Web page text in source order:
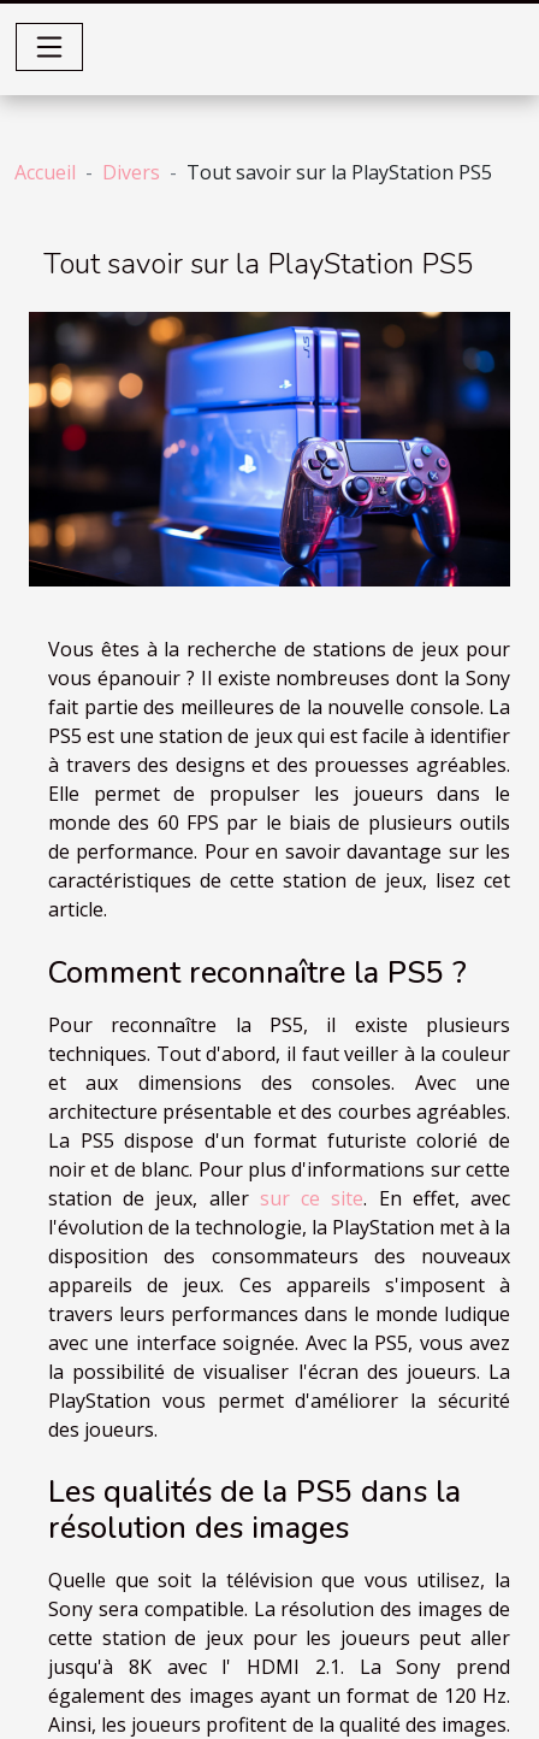
Accueil Divers Tout savoir sur la PlayStation PS5
Tout savoir sur la PlayStation PS5
Vous êtes à la recherche de stations de jeux pour
vous épanouir ? Il existe nombreuses dont la Sony
fait partie des meilleures de la nouvelle console. La
PS5 est une station de jeux qui est facile à identifier
à travers des designs et des prouesses agréables.
Elle permet de propulser les joueurs dans le
monde des 60 FPS par le biais de plusieurs outils
de performance. Pour en savoir davantage sur les
caractéristiques de cette station de jeux, lisez cet
article.
Comment reconnaître la PS5 ?
Pour reconnaître la PS5, il existe plusieurs
techniques. Tout d'abord, il faut veiller à la couleur
et aux dimensions des consoles. Avec une
architecture présentable et des courbes agréables.
La PS5 dispose d'un format futuriste colorié de
noir et de blanc. Pour plus d'informations sur cette
station de jeux, aller sur ce site. En effet, avec
l'évolution de la technologie, la PlayStation met à la
disposition des consommateurs des nouveaux
appareils de jeux. Ces appareils s'imposent à
travers leurs performances dans le monde ludique
avec une interface soignée. Avec la PS5, vous avez
la possibilité de visualiser l'écran des joueurs. La
PlayStation vous permet d'améliorer la sécurité
des joueurs.
Les qualités de la PS5 dans la
résolution des images
Quelle que soit la télévision que vous utilisez, la
Sony sera compatible. La résolution des images de
cette station de jeux pour les joueurs peut aller
jusqu'à 8K avec l' HDMI 2.1. La Sony prend
également des images ayant un format de 120 Hz.
Ainsi, les joueurs profitent de la qualité des images.